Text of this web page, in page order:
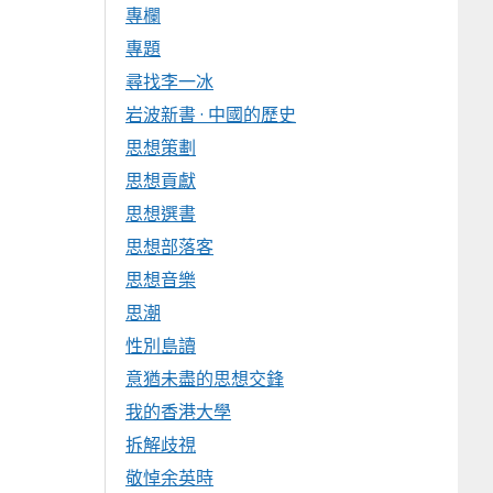
專欄
專題
尋找李一冰
岩波新書 · 中國的歷史
思想策劃
思想貢獻
思想選書
思想部落客
思想音樂
思潮
性別島讀
意猶未盡的思想交鋒
我的香港大學
拆解歧視
敬悼余英時